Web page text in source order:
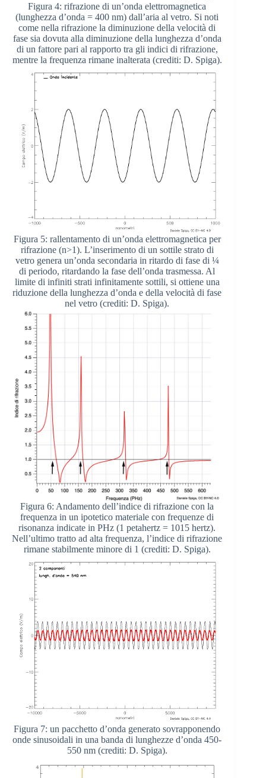
Figura 4: rifrazione di un’onda elettromagnetica
(lunghezza d’onda = 400 nm) dall’aria al vetro. Si noti
come nella rifrazione la diminuzione della velocità di
fase sia dovuta alla diminuzione della lunghezza d’onda
di un fattore pari al rapporto tra gli indici di rifrazione,
mentre la frequenza rimane inalterata (crediti: D. Spiga).
Figura 5: rallentamento di un’onda elettromagnetica per
rifrazione (n>1). L’inserimento di un sottile strato di
vetro genera un’onda secondaria in ritardo di fase di ¼
di periodo, ritardando la fase dell’onda trasmessa. Al
limite di infiniti strati infinitamente sottili, si ottiene una
riduzione della lunghezza d’onda e della velocità di fase
nel vetro (crediti: D. Spiga).
Figura 6: Andamento dell’indice di rifrazione con la
frequenza in un ipotetico materiale con frequenze di
risonanza indicate in PHz (1 petahertz = 1015 hertz).
Nell’ultimo tratto ad alta frequenza, l’indice di rifrazione
rimane stabilmente minore di 1 (crediti: D. Spiga).
Figura 7: un pacchetto d’onda generato sovrapponendo
onde sinusoidali in una banda di lunghezze d’onda 450-
550 nm (crediti: D. Spiga).